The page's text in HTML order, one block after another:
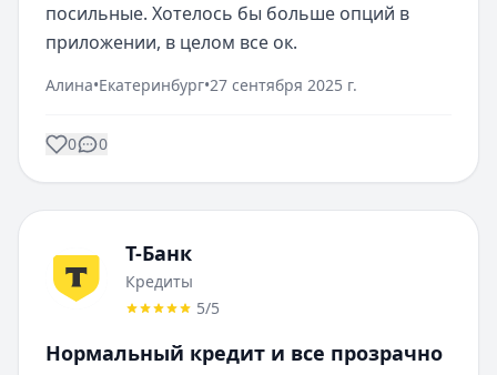
посильные. Хотелось бы больше опций в
приложении, в целом все ок.
Алина•Екатеринбург•27 сентября 2025 г.
0 0
Т-Банк
Кредиты
5/5
Нормальный кредит и все прозрачно